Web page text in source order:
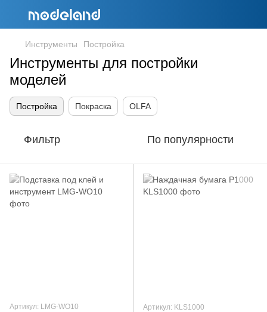
Инструменты Постройка
Инструменты для постройки
моделей
Постройка Покраска OLFA
Фильтр По популярности
Артикул: LMG-WO10 Артикул: KLS1000